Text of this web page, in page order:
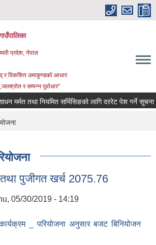
प्रदेश, नेपाल
र विकशित उमाकुण्डको आधार
र सम्पन्न पूर्वाधार"
तथा नियमित सर्भिसिङको लागि दररेट पेश गर्ने सूचना ।
पुजीगत खर्च 2075.76
05/30/2019 - 14:19
_ परियोजना अनुसार बजट बिनियोजन